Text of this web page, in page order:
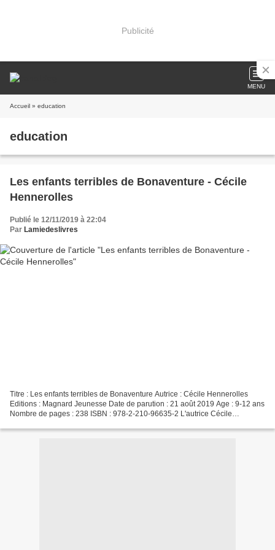
Publicité
MENU
Accueil » education
education
Les enfants terribles de Bonaventure - Cécile
Hennerolles
Publié le 12/11/2019 à 22:04
Par Lamiedeslivres
Titre : Les enfants terribles de Bonaventure Autrice : Cécile Hennerolles
Editions : Magnard Jeunesse Date de parution : 21 août 2019 Age : 9-12 ans
Nombre de pages : 238 ISBN : 978-2-210-96635-2 L'autrice Cécile